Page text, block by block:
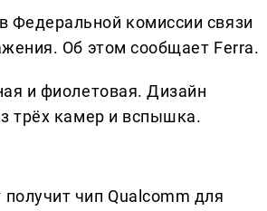
Федеральной комиссии связи
Об этом сообщает Ferra.
и фиолетовая. Дизайн
трёх камер и вспышка.
чип Qualcomm для